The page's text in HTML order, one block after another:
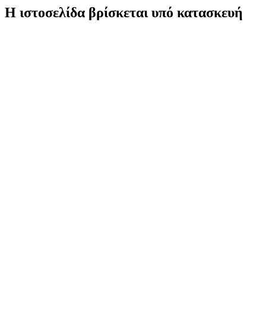
Η ιστοσελίδα βρίσκεται υπό κατασκευή